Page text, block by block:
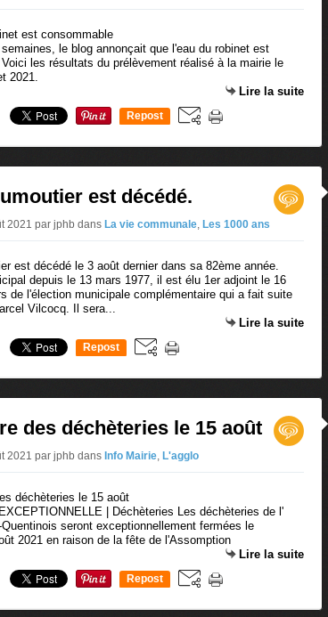
semaines, le blog annonçait que l'eau du robinet est
les résultats du prélèvement réalisé à la mairie le
2021.
Lire la suite
Repost
est décédé.
2021 par jphb dans La vie communale, Les 1000 ans
est décédé le 3 août dernier dans sa 82ème année.
depuis le 13 mars 1977, il est élu 1er adjoint le 16
de l'élection municipale complémentaire qui a fait suite
Vilcocq. Il sera...
Lire la suite
Repost
des déchèteries le 15 août
2021 par jphb dans Info Mairie, L'agglo
| Déchèteries Les déchèteries de l'
seront exceptionnellement fermées le
2021 en raison de la fête de l'Assomption
Lire la suite
Repost